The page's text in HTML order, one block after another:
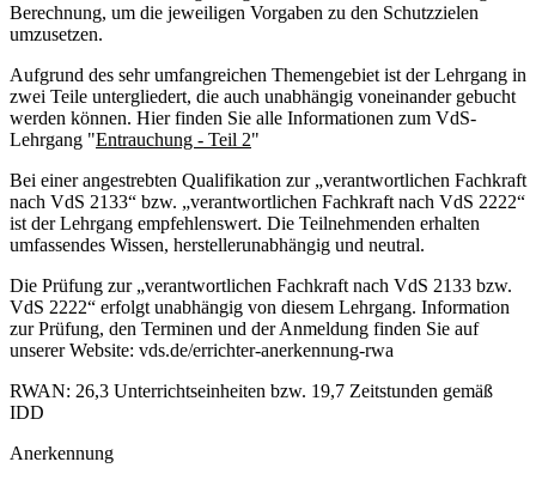
Berechnung, um die jeweiligen Vorgaben zu den Schutzzielen
umzusetzen.
Aufgrund des sehr umfangreichen Themengebiet ist der Lehrgang in
zwei Teile untergliedert, die auch unabhängig voneinander gebucht
werden können. Hier finden Sie alle Informationen zum VdS-
Lehrgang "Entrauchung - Teil 2"
Bei einer angestrebten Qualifikation zur „verantwortlichen Fachkraft
nach VdS 2133“ bzw. „verantwortlichen Fachkraft nach VdS 2222“
ist der Lehrgang empfehlenswert. Die Teilnehmenden erhalten
umfassendes Wissen, herstellerunabhängig und neutral.
Die Prüfung zur „verantwortlichen Fachkraft nach VdS 2133 bzw.
VdS 2222“ erfolgt unabhängig von diesem Lehrgang. Information
zur Prüfung, den Terminen und der Anmeldung finden Sie auf
unserer Website: vds.de/errichter-anerkennung-rwa
RWAN: 26,3 Unterrichtseinheiten bzw. 19,7 Zeitstunden gemäß
IDD
Anerkennung